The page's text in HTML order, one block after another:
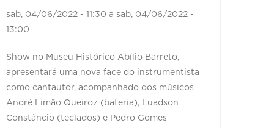
sab, 04/06/2022 - 11:30 a sab, 04/06/2022 -
13:00
Show no Museu Histórico Abílio Barreto,
apresentará uma nova face do instrumentista
como cantautor, acompanhado dos músicos
André Limão Queiroz (bateria), Luadson
Constâncio (teclados) e Pedro Gomes